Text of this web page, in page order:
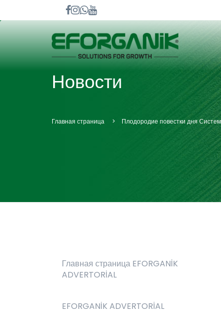
Новости
Главная страница Плодородие повестки дня
Главная страница EFORGANİK
ADVERTORİAL
EFORGANİK ADVERTORİAL